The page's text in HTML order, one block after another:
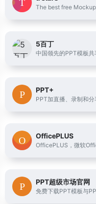
The best free
5百丁
中国领先的PPT模板共
PPT+
PPT加直播、录制和
OfficePLUS
OfficePLUS，微软
PPT超级市场官网